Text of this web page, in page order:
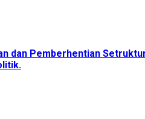
dan Pemberhentian